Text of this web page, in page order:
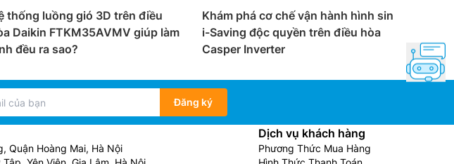
thống luồng gió 3D trên điều
Daikin FTKM35AVMV giúp làm
đều ra sao?
Khám phá cơ chế vận hành hình sin
i-Saving độc quyền trên điều hòa
Casper Inverter
Đăng ký
Quận Hoàng Mai, Hà Nội
Dịch vụ khách hàng
Phương Thức Mua Hàng